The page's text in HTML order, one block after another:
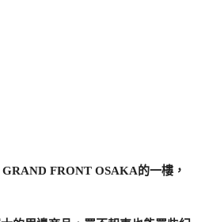
FRONT OSAKA的一樓，